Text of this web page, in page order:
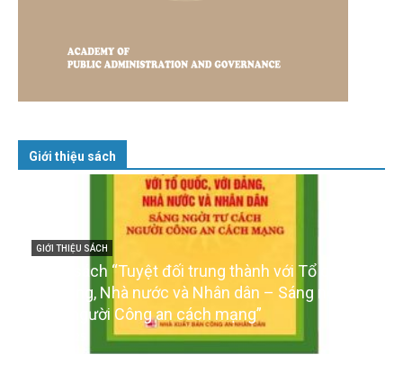
Giới thiệu sách
GIỚI THIỆU SÁCH
Cuốn sách “Tuyệt đối trung thành với Tổ quốc,
với Đảng, Nhà nước và Nhân dân – Sáng ngời tư
cách người Công an cách mạng”